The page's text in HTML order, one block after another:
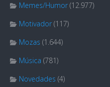
Memes/Humor (12.977)
Motivador (117)
Mozas (1.644)
Música (781)
Novedades (4)